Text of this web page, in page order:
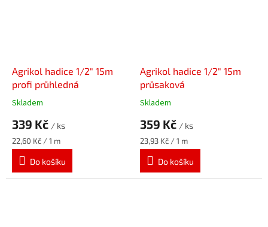
Agrikol hadice 1/2" 15m
profi průhledná
Skladem
339 Kč / ks
Měrná
cena:
22,60 Kč / 1 m
Do košíku
Agrikol hadice 1/2" 15m
průsaková
Skladem
359 Kč / ks
Měrná
cena:
23,93 Kč / 1 m
Do košíku